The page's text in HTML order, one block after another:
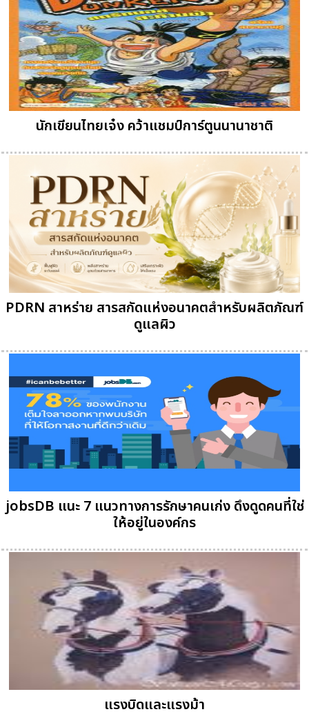
นักเขียนไทยเจ๋ง คว้าแชมป์การ์ตูนนานาชาติ
PDRN สาหร่าย สารสกัดแห่งอนาคตสำหรับผลิตภัณฑ์
ดูแลผิว
jobsDB แนะ 7 แนวทางการรักษาคนเก่ง ดึงดูดคนที่ใช่
ให้อยู่ในองค์กร
แรงบิดและแรงม้า